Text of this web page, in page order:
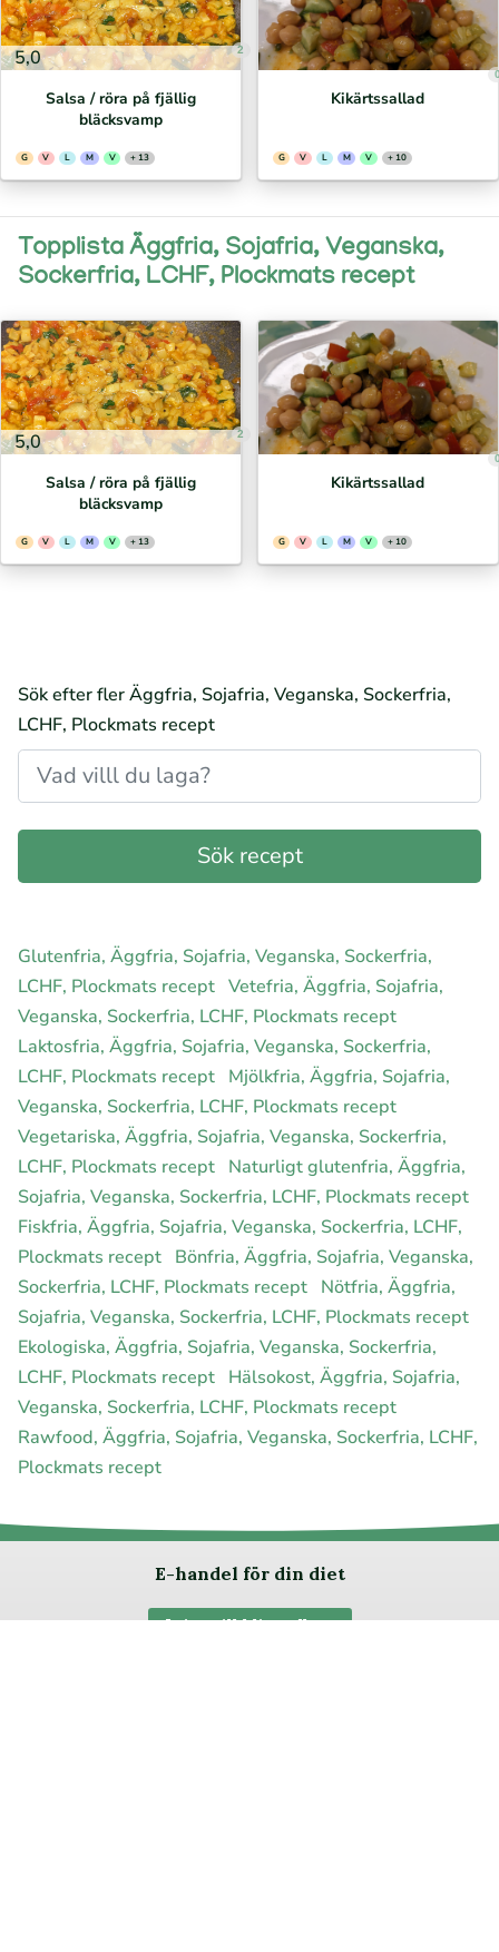
5,0 2
Salsa / röra på fjällig
bläcksvamp
G V L M V + 13
Kikärtssallad
G V L M V + 10
Topplista Äggfria, Sojafria, Veganska,
Sockerfria, LCHF, Plockmats recept
5,0 2
Salsa / röra på fjällig
bläcksvamp
G V L M V + 13
Kikärtssallad
G V L M V + 10
Sök efter fler Äggfria, Sojafria, Veganska, Sockerfria,
LCHF, Plockmats recept
Glutenfria, Äggfria, Sojafria, Veganska, Sockerfria,
LCHF, Plockmats recept Vetefria, Äggfria, Sojafria,
Veganska, Sockerfria, LCHF, Plockmats recept
Laktosfria, Äggfria, Sojafria, Veganska, Sockerfria,
LCHF, Plockmats recept Mjölkfria, Äggfria, Sojafria,
Veganska, Sockerfria, LCHF, Plockmats recept
Vegetariska, Äggfria, Sojafria, Veganska, Sockerfria,
LCHF, Plockmats recept Naturligt glutenfria, Äggfria,
Sojafria, Veganska, Sockerfria, LCHF, Plockmats recept
Fiskfria, Äggfria, Sojafria, Veganska, Sockerfria, LCHF,
Plockmats recept Bönfria, Äggfria, Sojafria, Veganska,
Sockerfria, LCHF, Plockmats recept Nötfria, Äggfria,
Sojafria, Veganska, Sockerfria, LCHF, Plockmats recept
Ekologiska, Äggfria, Sojafria, Veganska, Sockerfria,
LCHF, Plockmats recept Hälsokost, Äggfria, Sojafria,
Veganska, Sockerfria, LCHF, Plockmats recept
Rawfood, Äggfria, Sojafria, Veganska, Sockerfria, LCHF,
Plockmats recept
E-handel för din diet
Ja jag vill bli medlem